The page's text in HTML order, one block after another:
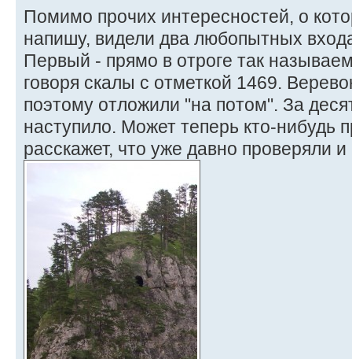
Помимо прочих интересностей, о
напишу, видели два любопытных
Первый - прямо в отроге так
говоря скалы с отметкой 1469.
поэтому отложили "на потом". За
наступило. Может теперь кто-нибудь
расскажет, что уже давно проверяли